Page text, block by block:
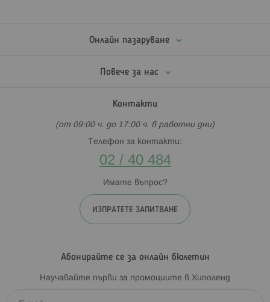
възможностите за забавление. Някои модели са подходящи
интереса на децата и ги мотивира да събират различни
материали, съобразени с възрастовите особености на
децата. Те са леки, удобни за игра и подходящи както за
самостоятелни занимания, така и за споделено време с
приятели или семейство.
Изборът на мини кукли от Хиполенд е чудесен начин да
зарадвате детето с играчка, която съчетава удобство,
разнообразие и креативност. Това са играчки, които не само
Онлайн пазаруване
Повече за нас
Контакти
(от 09:00 ч. до 17:00 ч. в работни дни)
Телефон за контакти:
02 / 40 484
Имате въпрос?
ИЗПРАТЕТЕ ЗАПИТВАНЕ
Абонирайте се за онлайн бюлетин
Научавайте първи за промоциите в Хиполенд